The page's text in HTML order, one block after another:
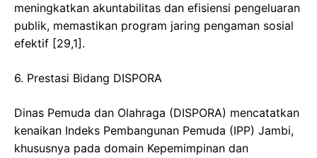
meningkatkan akuntabilitas dan efisiensi pengeluaran
publik, memastikan program jaring pengaman sosial
efektif [29,1].
​6. Prestasi Bidang DISPORA
​Dinas Pemuda dan Olahraga (DISPORA) mencatatkan
kenaikan Indeks Pembangunan Pemuda (IPP) Jambi,
khususnya pada domain Kepemimpinan dan